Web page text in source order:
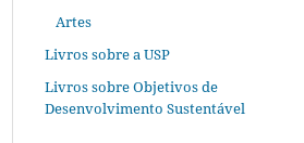
Artes
Livros sobre a USP
Livros sobre Objetivos de
Desenvolvimento Sustentável